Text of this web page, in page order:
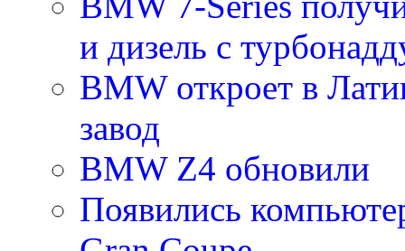
и дизель с
BMW откроет в
завод
BMW Z4 обновили
Появились